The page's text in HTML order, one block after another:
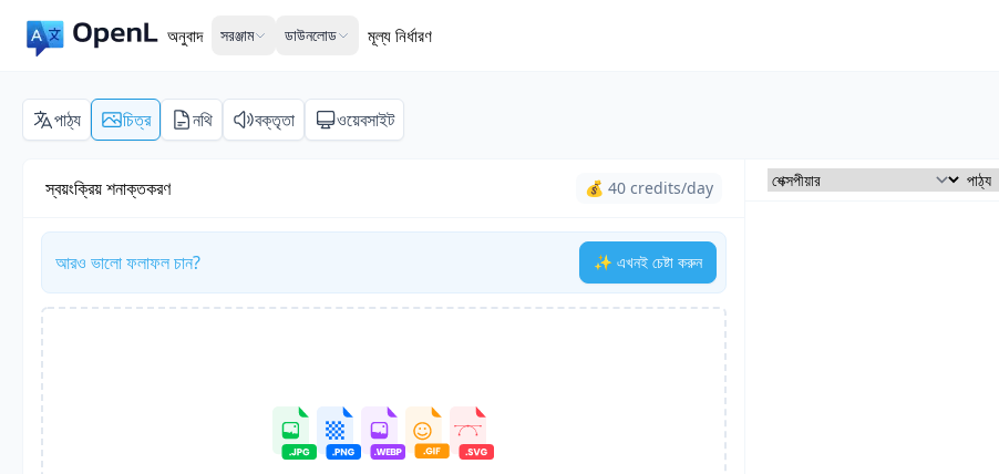
অনুবাদ সরঞ্জাম ডাউনলোড মূল্য নির্ধারণ
পাঠ্য চিত্র নথি বক্তৃতা ওয়েবসাইট
স্বয়ংক্রিয় শনাক্তকরণ 💰 40 credits/day
আরও ভালো ফলাফল চান? ✨ এখনই চেষ্টা করুন